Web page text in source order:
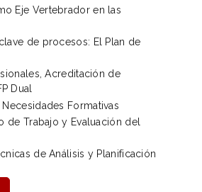
Eje Vertebrador en las
de procesos: El Plan de
Acreditación de
Dual
Formativas
de Trabajo y Evaluación del
de Análisis y Planificación